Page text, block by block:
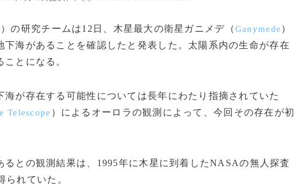
）の研究チームは12日、木星最大の衛星ガニメデ（Ganymede ）
海があることを確認したと発表した。太陽系内の生命が存在
とになる。
が存在する可能性については長年にわたり指摘されていた
Telescope ）によるオーロラの観測によって、今回その存在が初
との観測結果は、1995年に木星に到着したNASAの無人探査
られていた。